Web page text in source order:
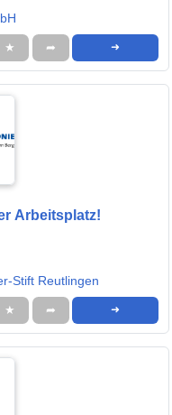
★ ➦ ➜
Arbeitsplatz!
Stift Reutlingen
★ ➦ ➜